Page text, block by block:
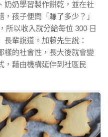
奶奶學習製作餅乾，並在社
孩子便問「賺了多少？」
所以收入就分給每位 300 日
輩說道。加藤先生說：
樣的社會性，長大後就會變
，藉由機構延伸到社區民